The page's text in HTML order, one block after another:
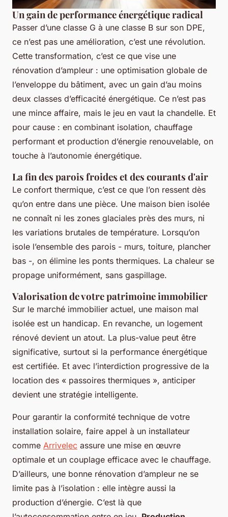
Un gain de performance énergétique radical
Passer d’une classe G à une classe B sur son DPE,
ce n’est pas une amélioration, c’est une révolution.
Cette transformation, c’est ce que vise une
rénovation d’ampleur : une optimisation globale de
l’enveloppe du bâtiment, avec un gain d’au moins
deux classes d’efficacité énergétique. Ce n’est pas
une mince affaire, mais le jeu en vaut la chandelle. Et
pour cause : en combinant isolation, chauffage
performant et production d’énergie renouvelable, on
touche à l’autonomie énergétique.
La fin des parois froides et des courants d'air
Le confort thermique, c’est ce que l’on ressent dès
qu’on entre dans une pièce. Une maison bien isolée
ne connaît ni les zones glaciales près des murs, ni
les variations brutales de température. Lorsqu’on
isole l’ensemble des parois - murs, toiture, plancher
bas -, on élimine les ponts thermiques. La chaleur se
propage uniformément, sans gaspillage.
Valorisation de votre patrimoine immobilier
Sur le marché immobilier actuel, une maison mal
isolée est un handicap. En revanche, un logement
rénové devient un atout. La plus-value peut être
significative, surtout si la performance énergétique
est certifiée. Et avec l’interdiction progressive de la
location des « passoires thermiques », anticiper
devient une stratégie intelligente.
Pour garantir la conformité technique de votre
installation solaire, faire appel à un installateur
comme Arrivelec assure une mise en œuvre
optimale et un couplage efficace avec le chauffage.
D’ailleurs, une bonne rénovation d’ampleur ne se
limite pas à l’isolation : elle intègre aussi la
production d’énergie. C’est là que